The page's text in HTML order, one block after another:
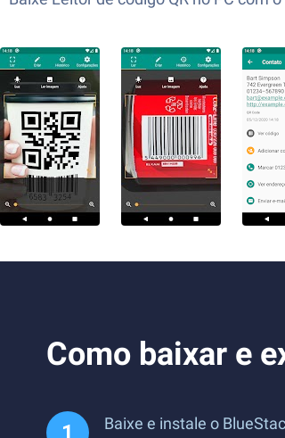
Como baixar e
Baixe e instale o